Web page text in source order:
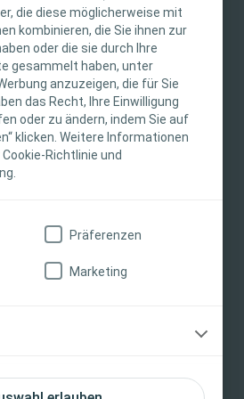
die diese möglicherweise mit
kombinieren, die Sie ihnen zur
oder die sie durch Ihre
gesammelt haben, unter
anzuzeigen, die für Sie
das Recht, Ihre Einwilligung
oder zu ändern, indem Sie auf
klicken. Weitere Informationen
Richtlinie und
Präferenzen
Marketing
sich nur an medizinisches
Inhalt der Website ist für
und Fortbildungszwecke
bietet keinen individuellen
Die Verantwortung für die
liegt beim
Detaillierte
zu den vorgestellten
Anwendungshinweise,
und Warnhinweisen,
(IFU) des
Verwendung sorgfältig zu
medizinische Fachkraft
eine weltweite klinische
von
mit Stomaprodukten von
konzentriert sich auf
damit verbundene
über 3.000 Patienten und 500
der Studie von 2006 bis
der Stomapflege jemals
evidenzbasierter Pflege
und ein sichereres